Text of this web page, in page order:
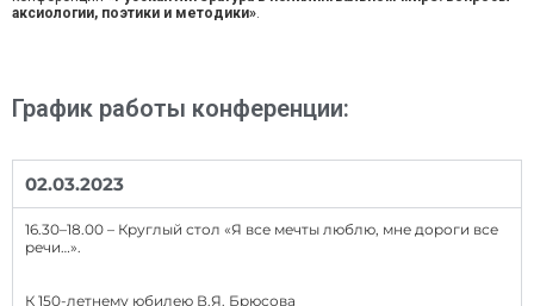
аксиологии, поэтики и методики»
График работы конференции:
02.03.2023
16.30–18.00 – Круглый стол «Я все мечты люблю, мне дороги все
речи…».
К 150-летнему юбилею В.Я. Брюсова